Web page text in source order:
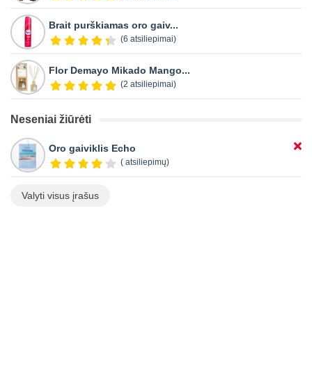
Brait purškiamas oro gaiv...
(6 atsiliepimai)
Flor Demayo Mikado Mango...
(2 atsiliepimai)
Neseniai žiūrėti
Oro gaiviklis Echo
( atsiliepimų)
Valyti visus įrašus